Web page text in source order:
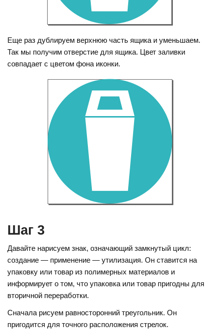
Еще раз дублируем верхнюю часть ящика и уменьшаем.
Так мы получим отверстие для ящика. Цвет заливки
совпадает с цветом фона иконки.
Шаг 3
Давайте нарисуем знак, означающий замкнутый цикл:
создание — применение — утилизация. Он ставится на
упаковку или товар из полимерных материалов и
информирует о том, что упаковка или товар пригодны для
вторичной переработки.
Сначала рисуем равносторонний треугольник. Он
пригодится для точного расположения стрелок.